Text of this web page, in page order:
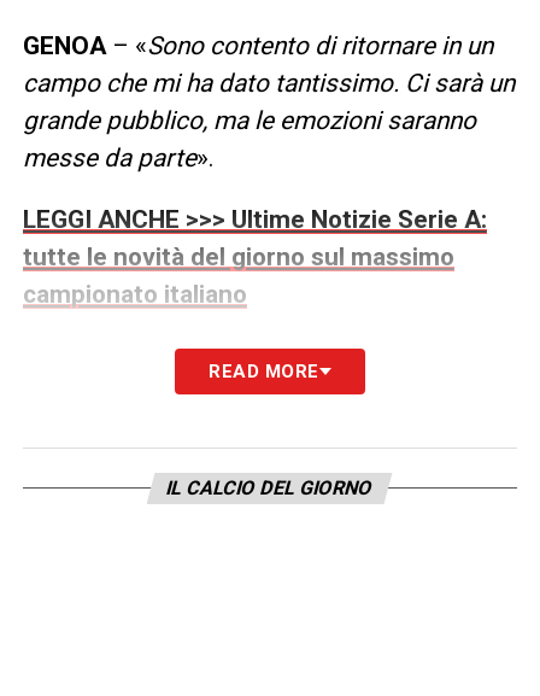
GENOA – «Sono contento di ritornare in un
campo che mi ha dato tantissimo. Ci sarà un
grande pubblico, ma le emozioni saranno
messe da parte».
LEGGI ANCHE >>> Ultime Notizie Serie A:
tutte le novità del giorno sul massimo
campionato italiano
Ci conosciamo da tanto. Ha
cambiato il Genoa con la sua mentalità e
Sarà uno scontro diretto».
READ MORE
IL CALCIO DEL GIORNO